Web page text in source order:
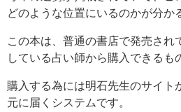
どのような位置にいるのかが分か
この本は、普通の書店で発売され
している占い師から購入できるも
購入する為には明石先生のサイト
元に届くシステムです。